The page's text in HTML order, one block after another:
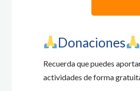
​Donaciones
Recuerda que puedes
actividades de forma